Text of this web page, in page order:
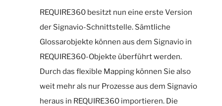
REQUIRE360 besitzt nun eine erste Version
der Signavio-Schnittstelle. Sämtliche
Glossarobjekte können aus dem Signavio in
REQUIRE360-Objekte überführt werden.
Durch das flexible Mapping können Sie also
weit mehr als nur Prozesse aus dem Signavio
heraus in REQUIRE360 importieren. Die